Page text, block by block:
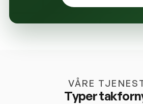
VÅRE
Typer